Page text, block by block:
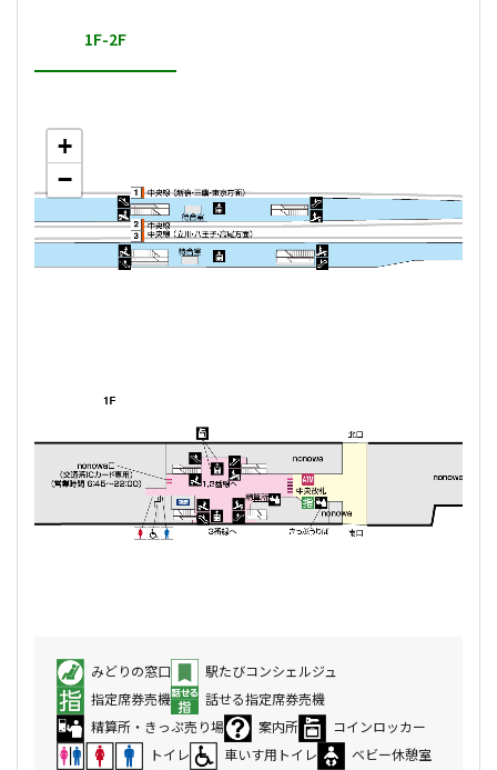
1F-2F
+
−
みどりの窓口
駅たびコンシェルジュ
指定席券売機
話せる指定席券売機
精算所・きっぷ売り場
案内所
コインロッカー
トイレ
車いす用トイレ
ベビー休憩室